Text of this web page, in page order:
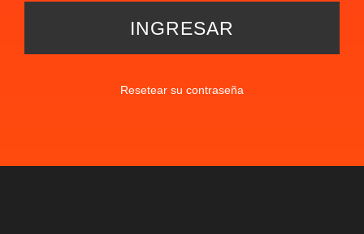
Resetear su contraseña